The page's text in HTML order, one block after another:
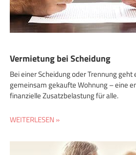
Vermietung bei Scheidung
Bei einer Scheidung oder Trennung
gemeinsam gekaufte Wohnung – eine
finanzielle Zusatzbelastung für alle.
WEITERLESEN »